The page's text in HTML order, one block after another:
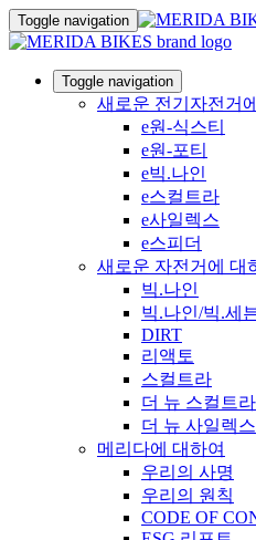
Toggle navigation
Toggle navigation
새로운 전기자전거
e원-식스티
e원-포티
e빅.나인
e스컬트라
e사일렉스
e스피더
새로운 자전거에 대
빅.나인
빅.나인/빅.세
DIRT
리액토
스컬트라
더 뉴 스컬트
더 뉴 사일렉스
메리다에 대하여
우리의 사명
우리의 원칙
CODE OF